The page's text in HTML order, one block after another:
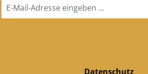
Mail-
Datenschutz